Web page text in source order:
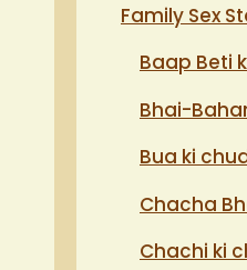
Family Sex
Baap Beti
Bhai-
Bua ki
Chacha
Chachi ki